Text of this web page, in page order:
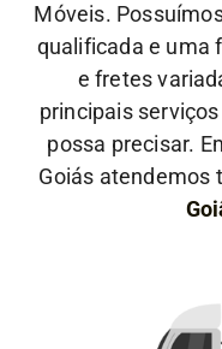
Móveis.
qualificada e uma
e fretes
principais
possa precisar.
Goiás atendemos